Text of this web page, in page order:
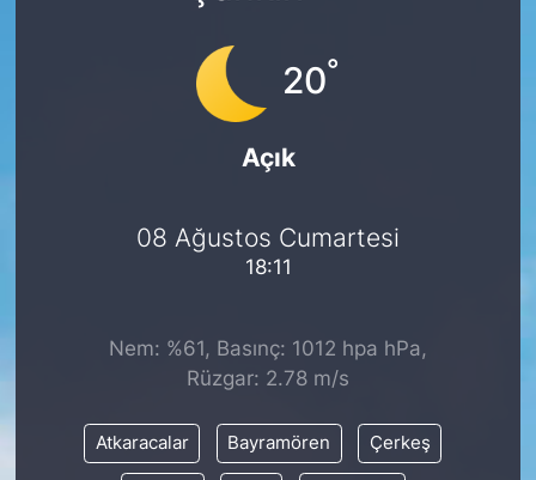
20°
Açık
08 Ağustos Cumartesi
18:11
Nem: %61, Basınç: 1012 hpa hPa,
Rüzgar: 2.78 m/s
Atkaracalar Bayramören Çerkeş